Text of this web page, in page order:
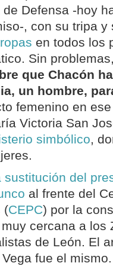
Defensa -hoy
, con su tripa
en todos los
Sin
que Chacón
un hombre,
femenino en
Victoria San
simbólico,
sustitución del
al frente del
(CEPC) por la
cercana a los
de León. El
fue el